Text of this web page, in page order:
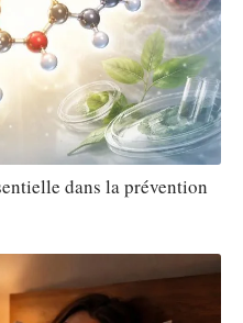
dans la prévention